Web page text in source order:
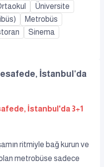
Üniversite
Metrobüs
Sinema
İstanbul'da
İstanbul'da 3+1
ritmiyle bağ kurun ve
metrobüse sadece